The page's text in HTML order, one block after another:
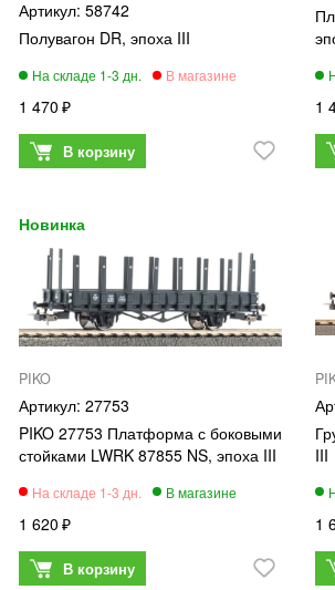
58742
Полувагон DR, эпоха III
1 470 1
PIKO
27753
PIKO 27753 Платформа с боковыми
стойками LWRK 87855 NS, эпоха III
1 620
III
1